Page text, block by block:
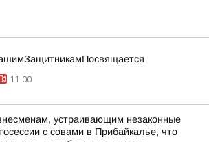
11:00
устраивающим незаконные
с совами в Прибайкалье, что